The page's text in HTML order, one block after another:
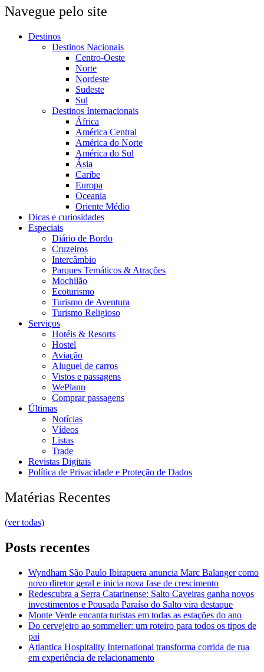
Navegue pelo site
Destinos
Destinos Nacionais
Centro-Oeste
Norte
Nordeste
Sudeste
Sul
Destinos Internacionais
África
América Central
América do Norte
América do Sul
Ásia
Caribe
Europa
Oceania
Oriente Médio
Dicas e curiosidades
Especiais
Diário de Bordo
Cruzeiros
Intercâmbio
Parques Temáticos & Atrações
Mochilão
Ecoturismo
Turismo de Aventura
Turismo Religioso
Serviços
Hotéis & Resorts
Hostel
Aviação
Aluguel de carros
Vistos e passagens
WePlann
Comprar passagens
Últimas
Notícias
Vídeos
Listas
Trade
Revistas Digitais
Política de Privacidade e Proteção de Dados
Matérias Recentes
(ver todas)
Posts recentes
Wyndham São Paulo Ibirapuera anuncia Marc Balanger como
novo diretor geral e inicia nova fase de crescimento
Redescubra a Serra Catarinense: Salto Caveiras ganha novos
investimentos e Pousada Paraíso do Salto vira destaque
Monte Verde encanta turistas em todas as estações do ano
Do cervejeiro ao sommelier: um roteiro para todos os tipos de
pai
Atlantica Hospitality International transforma corrida de rua
em experiência de relacionamento